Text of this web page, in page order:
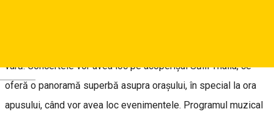
vară. Concertele vor avea loc pe acoperișul Sălii Thalia, ce
oferă o panoramă superbă asupra orașului, în special la ora
apusului, când vor avea loc evenimentele. Programul muzical